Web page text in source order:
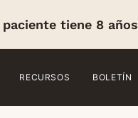
tiene 8 años
RECURSOS BOLETÍN